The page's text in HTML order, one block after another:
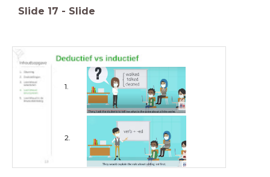
Slide 17 - Slide
___
___
___
1.
2.